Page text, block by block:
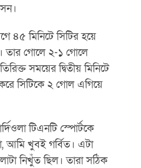
৪৫ মিনিটে সিটির হয়ে
তার গোলে ২-১ গোলে
সময়ের দ্বিতীয় মিনিটে
সিটিকে ২ গোল এগিয়ে
টিএনটি স্পোর্টকে
আমি খুবই গর্বিত। এটা
নিখুঁত ছিল। তারা সঠিক